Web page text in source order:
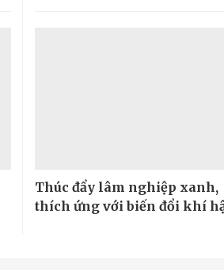
Thúc đẩy lâm nghiệp xanh,
thích ứng với biến đổi khí